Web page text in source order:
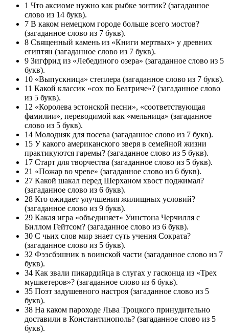
1 Что аксиоме нужно как рыбке зонтик? (загаданное
слово из 14 букв).
7 В каком немецком городе больше всего мостов?
(загаданное слово из 7 букв).
8 Священный камень из «Книги мертвых» у древних
египтян (загаданное слово из 7 букв).
9 Зигфрид из «Лебединого озера» (загаданное слово из 5
букв).
10 «Выпускница» степлера (загаданное слово из 7 букв).
11 Какой классик «сох по Беатриче»? (загаданное слово
из 5 букв).
12 «Королева эстонской песни», «соответствующая
фамилии», переводимой как «мельница» (загаданное
слово из 5 букв).
14 Молодняк для посева (загаданное слово из 7 букв).
15 У какого американского зверя в семейной жизни
практикуются гаремы? (загаданное слово из 5 букв).
17 Старт для творчества (загаданное слово из 5 букв).
21 «Пожар во чреве» (загаданное слово из 6 букв).
27 Какой шакал перед Шерханом хвост поджимал?
(загаданное слово из 6 букв).
28 Кто ожидает улучшения жилищных условий?
(загаданное слово из 9 букв).
29 Какая игра «объединяет» Уинстона Черчилля с
Биллом Гейтсом? (загаданное слово из 6 букв).
30 С чьих слов мир знает суть учения Сократа?
(загаданное слово из 5 букв).
32 Фээсбэшник в воинской части (загаданное слово из 7
букв).
34 Как звали пикардийца в слугах у гасконца из «Трех
мушкетеров»? (загаданное слово из 6 букв).
35 Поэт задушевного настроя (загаданное слово из 5
букв).
38 На каком пароходе Льва Троцкого принудительно
доставили в Константинополь? (загаданное слово из 5
букв).